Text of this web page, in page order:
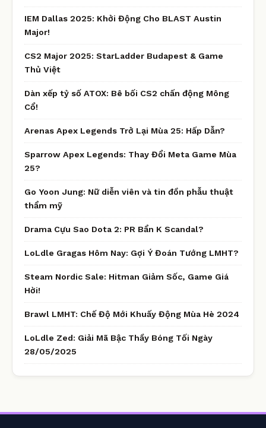
IEM Dallas 2025: Khởi Động Cho BLAST Austin
Major!
CS2 Major 2025: StarLadder Budapest & Game
Thủ Việt
Dàn xếp tỷ số ATOX: Bê bối CS2 chấn động Mông
Cổ!
Arenas Apex Legends Trở Lại Mùa 25: Hấp Dẫn?
Sparrow Apex Legends: Thay Đổi Meta Game Mùa
25?
Go Yoon Jung: Nữ diễn viên và tin đồn phẫu thuật
thẩm mỹ
Drama Cựu Sao Dota 2: PR Bẩn K Scandal?
LoLdle Gragas Hôm Nay: Gợi Ý Đoán Tướng LMHT?
Steam Nordic Sale: Hitman Giảm Sốc, Game Giá
Hời!
Brawl LMHT: Chế Độ Mới Khuấy Động Mùa Hè 2024
LoLdle Zed: Giải Mã Bậc Thầy Bóng Tối Ngày
28/05/2025